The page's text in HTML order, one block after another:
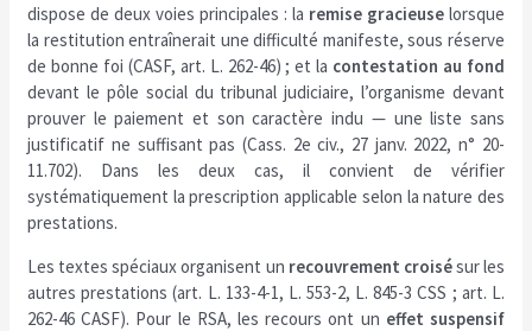
dispose de deux voies principales : la remise gracieuselorsque
la restitution entraînerait une difficulté manifeste, sous réserve
de bonne foi (CASF, art. L. 262-46) ; et la contestation au fond
devant le pôle social du tribunal judiciaire, l’organisme devant
prouver le paiement et son caractère indu — une liste sans
justificatif ne suffisant pas (Cass. 2e civ., 27 janv. 2022, n° 20-
11.702). Dans les deux cas, il convient de vérifier
systématiquement la prescription applicable selon la nature des
prestations.
Les textes spéciaux organisent un recouvrement croisésur les
autres prestations (art. L. 133-4-1, L. 553-2, L. 845-3 CSS ; art. L.
262-46 CASF). Pour le RSA, les recours ont un effet suspensif